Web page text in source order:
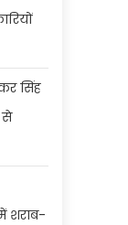
सिंह
से
शराब-